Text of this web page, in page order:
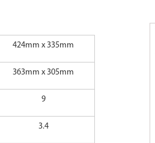
424mm x 335mm
363mm x 305mm
9
3.4